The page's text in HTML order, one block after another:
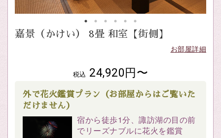
嘉景（かけい） 8畳 和室【街側】
お部屋詳細
税込 24,920円〜
外で花火鑑賞プラン（お部屋からはご覧いた
だけません）
宿から徒歩1分、諏訪湖の目の前
でリーズナブルに花火を鑑賞